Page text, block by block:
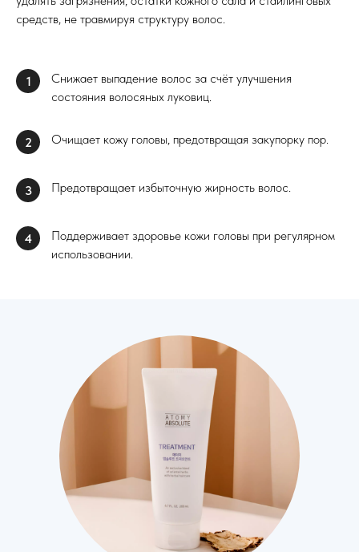
средств, не травмируя структуру волос.
1
Снижает выпадение волос за счёт улучшения
состояния волосяных луковиц.
2 Очищает кожу головы, предотвращая закупорку пор.
3 Предотвращает избыточную жирность волос.
4
Поддерживает здоровье кожи головы при регулярном
использовании.